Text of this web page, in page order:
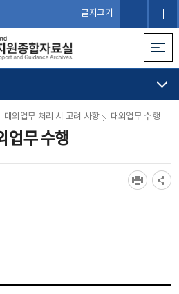
글자크기
대외업무 처리 시 고려 사항 대외업무 수행
업무 수행